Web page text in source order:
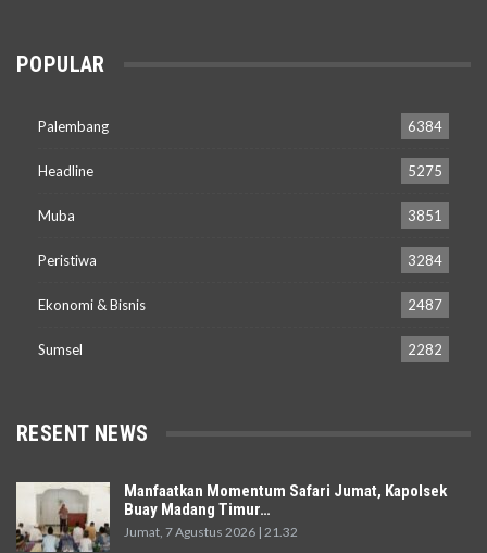
POPULAR
Palembang 6384
Headline 5275
Muba 3851
Peristiwa 3284
Ekonomi & Bisnis 2487
Sumsel 2282
RESENT NEWS
Manfaatkan Momentum Safari Jumat, Kapolsek
Buay Madang Timur…
Jumat, 7 Agustus 2026 | 21.32